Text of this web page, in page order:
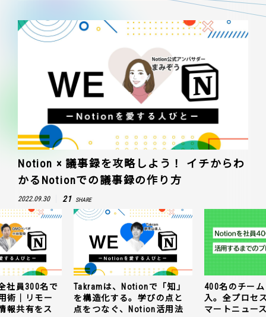
Notion × 議事録を攻略しよう！ イチからわ
かるNotionでの議事録の作り方
2022.09.30 21 SHARE
社員300名で
術｜リモー
報共有をス
Takramは、Notionで「知」
を構造化する。学びの点と
点をつなぐ、Notion活用法
400名のチー
入。全プロセ
マートニュー